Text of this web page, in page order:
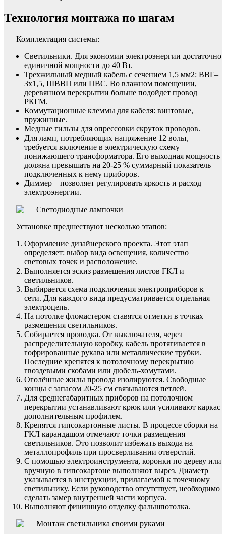
Технология монтажа по шагам
Комплектация системы:
Светильники. Для экономии электроэнергии достаточно
единичной мощности до 40 Вт.
Трехжильный медный кабель с сечением 1,5 мм2: ВВГ–
3х1,5, ШВВП или ПВС. Во влажном помещении,
деревянном перекрытии больше подойдет провод
РКГМ.
Коммутационные клеммы для кабеля: винтовые,
пружинные.
Медные гильзы для опрессовки скруток проводов.
Для ламп, потребляющих напряжение 12 вольт,
требуется включение в электрическую схему
понижающего трансформатора. Его выходная мощность
должна превышать на 20-25 % суммарный показатель
подключенных к нему приборов.
Диммер – позволяет регулировать яркость и расход
электроэнергии.
Установке предшествуют несколько этапов:
Оформление дизайнерского проекта. Этот этап
определяет: выбор вида освещения, количество
световых точек и расположение.
Выполняется эскиз размещения листов ГКЛ и
светильников.
Выбирается схема подключения электроприборов к
сети. Для каждого вида предусматривается отдельная
электроцепь.
На потолке фломастером ставятся отметки в точках
размещения светильников.
Собирается проводка. От выключателя, через
распределительную коробку, кабель протягивается в
гофрированные рукава или металлические трубки.
Последние крепятся к потолочному перекрытию
гвоздевыми скобами или дюбель-хомутами.
Оголённые жилы провода изолируются. Свободные
концы с запасом 20-25 см связываются петлей.
Для среднегабаритных приборов на потолочном
перекрытии устанавливают крюк или усиливают каркас
дополнительным профилем.
Крепятся гипсокартонные листы. В процессе сборки на
ГКЛ карандашом отмечают точки размещения
светильников. Это позволит избежать выхода на
металлопрофиль при просверливании отверстий.
С помощью электроинструмента, коронки по дереву или
вручную в гипсокартоне выполняют вырез. Диаметр
указывается в инструкции, прилагаемой к точечному
светильнику. Если руководство отсутствует, необходимо
сделать замер внутренней части корпуса.
Выполняют финишную отделку фальшпотолка.